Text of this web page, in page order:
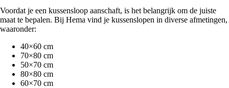
Voordat je een kussensloop aanschaft, is het belangrijk om de juiste
maat te bepalen. Bij Hema vind je kussenslopen in diverse afmetingen,
waaronder:
40×60 cm
70×80 cm
50×70 cm
80×80 cm
60×70 cm